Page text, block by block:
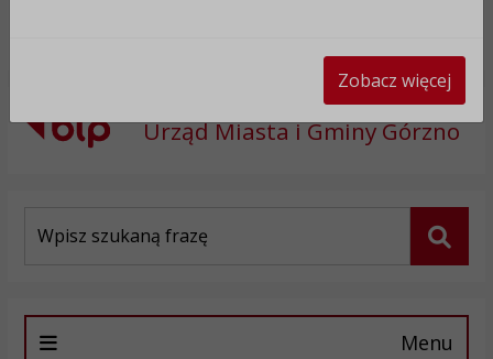
Urząd Miasta i Gminy Górzno
Menu
Zobacz więcej